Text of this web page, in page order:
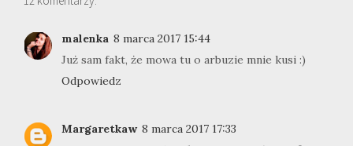
malenka 8 marca 2017 15:44
Już sam fakt, że mowa tu o arbuzie mnie kusi :)
Odpowiedz
Margaretkaw 8 marca 2017 17:33